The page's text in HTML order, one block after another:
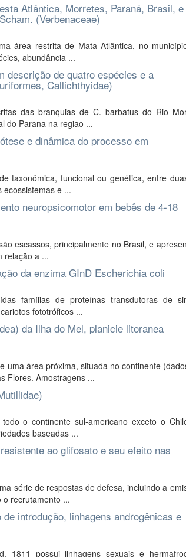
Atlântica, Morretes, Paraná, Brasil, e
(Verbenaceae)
área restrita de Mata Atlântica, no
abundância ...
descrição de quatro espécies e a
Callichthyidae)
das branquias de C. barbatus do Rio
do Parana na regiao ...
e dinâmica do processo em
taxonômica, funcional ou genética, entre
ecossistemas e ...
neuropsicomotor em bebês de 4-18
escassos, principalmente no Brasil, e
relação a ...
da enzima GInD Escherichia coli
famílias de proteínas transdutoras de
fototróficos ...
da Ilha do Mel, planicie litoranea
uma área próxima, situada no continente
Flores. Amostragens ...
o continente sul-americano exceto o
baseadas ...
ao glifosato e seu efeito nas
série de respostas de defesa, incluindo a
o recrutamento ...
introdução, linhagens androgênicas e
1811 possui linhagens sexuais e